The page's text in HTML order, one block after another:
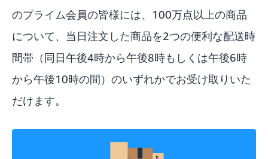
のプライム会員の皆様には、100万点以上の商品
について、当日注文した商品を2つの便利な配送時
間帯（同日午後4時から午後8時もしくは午後6時
から午後10時の間）のいずれかでお受け取りいた
だけます。